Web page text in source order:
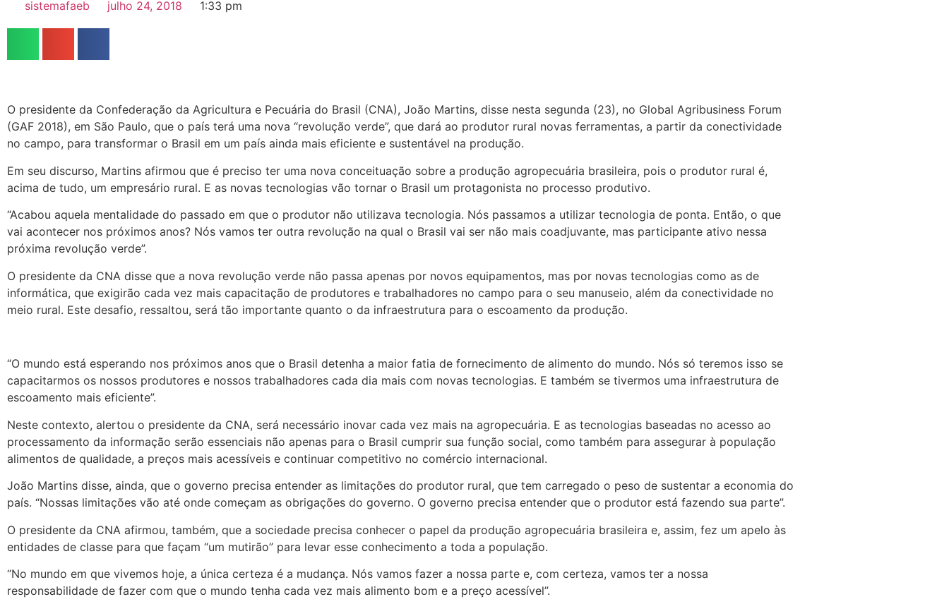
sistemafaeb julho 24, 2018 1:33 pm
O presidente da Confederação da Agricultura e Pecuária do Brasil (CNA), João Martins, disse nesta segunda (23), no Global Agribusiness Forum
(GAF 2018), em São Paulo, que o país terá uma nova “revolução verde”, que dará ao produtor rural novas ferramentas, a partir da conectividade
no campo, para transformar o Brasil em um país ainda mais eficiente e sustentável na produção.
Em seu discurso, Martins afirmou que é preciso ter uma nova conceituação sobre a produção agropecuária brasileira, pois o produtor rural é,
acima de tudo, um empresário rural. E as novas tecnologias vão tornar o Brasil um protagonista no processo produtivo.
“Acabou aquela mentalidade do passado em que o produtor não utilizava tecnologia. Nós passamos a utilizar tecnologia de ponta. Então, o que
vai acontecer nos próximos anos? Nós vamos ter outra revolução na qual o Brasil vai ser não mais coadjuvante, mas participante ativo nessa
próxima revolução verde”.
O presidente da CNA disse que a nova revolução verde não passa apenas por novos equipamentos, mas por novas tecnologias como as de
informática, que exigirão cada vez mais capacitação de produtores e trabalhadores no campo para o seu manuseio, além da conectividade no
meio rural. Este desafio, ressaltou, será tão importante quanto o da infraestrutura para o escoamento da produção.
“O mundo está esperando nos próximos anos que o Brasil detenha a maior fatia de fornecimento de alimento do mundo. Nós só teremos isso se
capacitarmos os nossos produtores e nossos trabalhadores cada dia mais com novas tecnologias. E também se tivermos uma infraestrutura de
escoamento mais eficiente”.
Neste contexto, alertou o presidente da CNA, será necessário inovar cada vez mais na agropecuária. E as tecnologias baseadas no acesso ao
processamento da informação serão essenciais não apenas para o Brasil cumprir sua função social, como também para assegurar à população
alimentos de qualidade, a preços mais acessíveis e continuar competitivo no comércio internacional.
João Martins disse, ainda, que o governo precisa entender as limitações do produtor rural, que tem carregado o peso de sustentar a economia do
país. “Nossas limitações vão até onde começam as obrigações do governo. O governo precisa entender que o produtor está fazendo sua parte”.
O presidente da CNA afirmou, também, que a sociedade precisa conhecer o papel da produção agropecuária brasileira e, assim, fez um apelo às
entidades de classe para que façam “um mutirão” para levar esse conhecimento a toda a população.
“No mundo em que vivemos hoje, a única certeza é a mudança. Nós vamos fazer a nossa parte e, com certeza, vamos ter a nossa
responsabilidade de fazer com que o mundo tenha cada vez mais alimento bom e a preço acessível”.